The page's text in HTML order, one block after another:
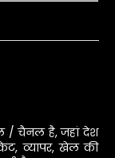
/ चैनल है, जहां देश
व्यापर, खेल की